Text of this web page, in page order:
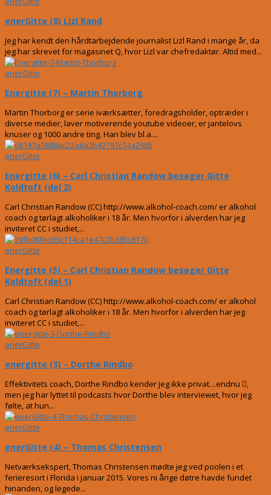
enerGitte (8) Lizl Rand
Jeg har kendt den hårdtarbejdende journalist Lizl Rand i mange år, da
jeg har skrevet for magasinet Q, hvor Lizl var chefredaktør. Altid med...
enerGitte
Energitte (7) – Martin Thorborg
Martin Thorborg er serie iværksætter, foredragsholder, optræder i
diverse medier, laver motiverende youtube videoer, er jantelovs
knuser og 1000 andre ting. Han blev bl.a....
enerGitte
Energitte (6) – Carl Christian Randow besøger Gitte
Koldtoft (del 2)
Carl Christian Randow (CC) http://www.alkohol-coach.com/ er alkohol
coach og tørlagt alkoholiker i 18 år. Men hvorfor i alverden har jeg
inviteret CC i studiet,...
enerGitte
Energitte (5) – Carl Christian Randow besøger Gitte
Koldtoft (del 1)
Carl Christian Randow (CC) http://www.alkohol-coach.com/ er alkohol
coach og tørlagt alkoholiker i 18 år. Men hvorfor i alverden har jeg
inviteret CC i studiet,...
enerGitte
energitte (3) – Dorthe Rindbo
Effektivitets coach, Dorthe Rindbo kender jeg ikke privat…endnu ,
men jeg har lyttet til podcasts hvor Dorthe blev interviewet, hvor jeg
følte, at hun...
enerGitte
enerGitte (4) – Thomas Christensen
Netværksekspert, Thomas Christensen mødte jeg ved poolen i et
ferieresort i Florida i januar 2015. Vores ni årige døtre havde fundet
hinanden, og legede...